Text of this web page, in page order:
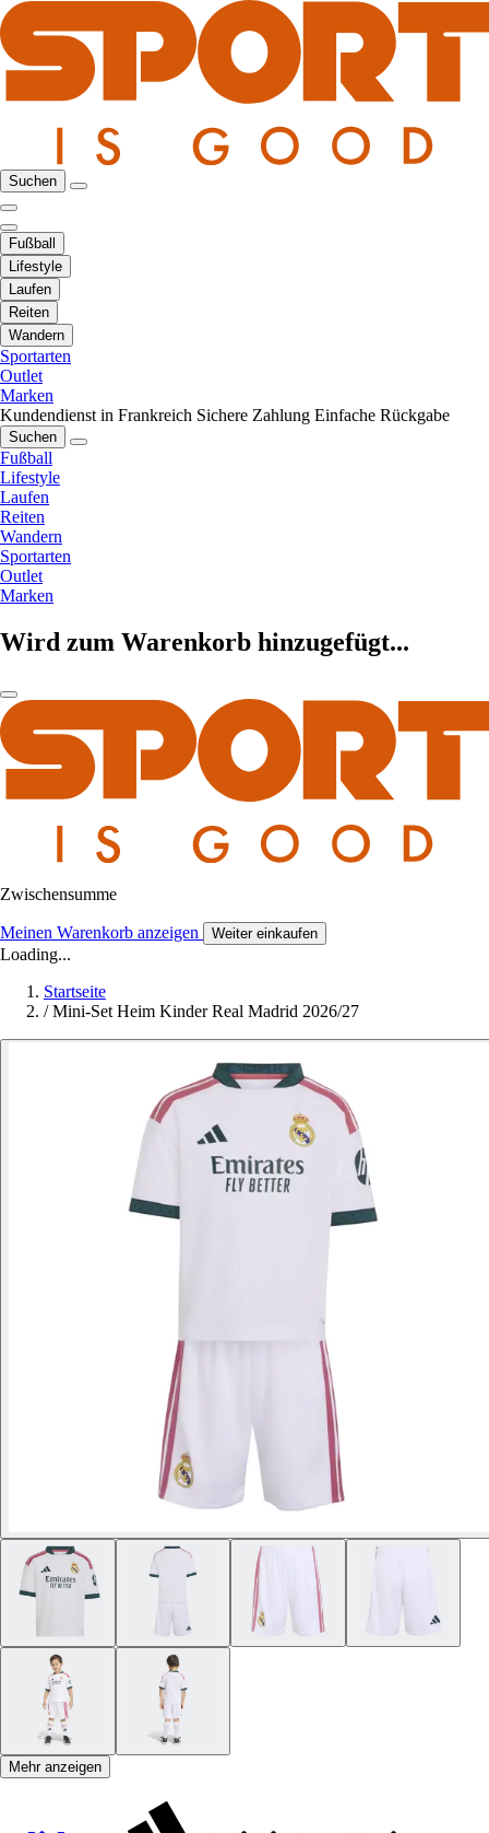
Suchen
Fußball
Lifestyle
Laufen
Reiten
Wandern
Sportarten
Outlet
Marken
Kundendienst in Frankreich Sichere Zahlung Einfache Rückgabe
Suchen
Fußball
Lifestyle
Laufen
Reiten
Wandern
Sportarten
Outlet
Marken
Wird zum Warenkorb hinzugefügt...
Zwischensumme
Meinen Warenkorb anzeigen Weiter einkaufen
Loading...
Startseite
/ Mini-Set Heim Kinder Real Madrid 2026/27
Mehr anzeigen